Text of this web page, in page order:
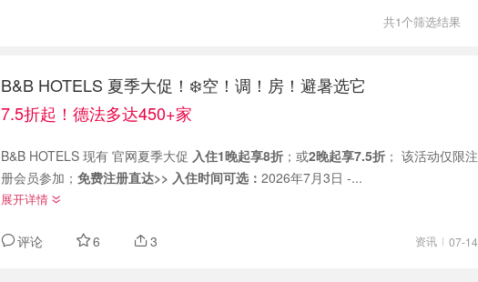
共1个筛选结果
B&B HOTELS 夏季大促！❄️空！调！房！避暑选它
7.5折起！德法多达450+家
B&B HOTELS 现有 官网夏季大促 入住1晚起享8折 ；或2晚起享7.5折 ； 该活动仅限注
册会员参加； 免费注册直达>> 入住时间可选： 2026年7月3日 -...
展开详情
评论 6 3 资讯 07-14